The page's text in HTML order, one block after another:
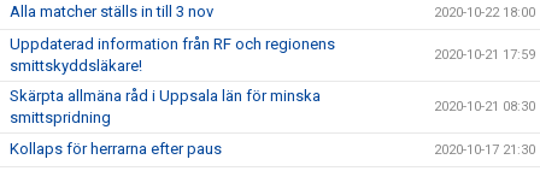
Alla matcher ställs in till 3 nov 2020-10-22 18:00
Uppdaterad information från RF och regionens
smittskyddsläkare!
2020-10-21 17:59
Skärpta allmäna råd i Uppsala län för minska
smittspridning
2020-10-21 08:30
Kollaps för herrarna efter paus 2020-10-17 21:30